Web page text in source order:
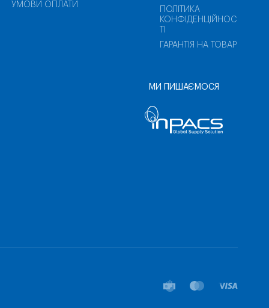
УМОВИ ОПЛАТИ
ПОЛІТИКА
КОНФІДЕНЦІЙНОС
ГАРАНТІЯ НА ТОВАР
МИ ПИШАЄМОСЯ